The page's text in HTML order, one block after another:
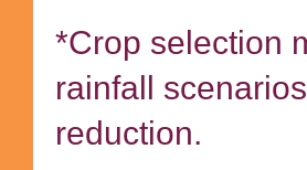
*Crop selection
rainfall
reduction.